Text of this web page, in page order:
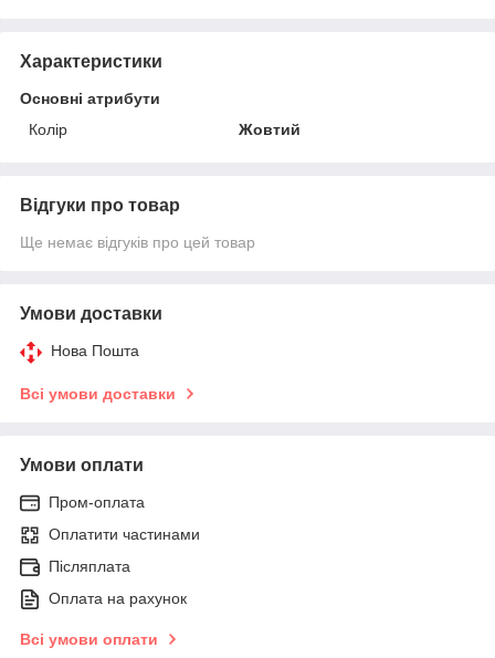
Характеристики
Основні атрибути
Колір
Жовтий
Відгуки про товар
Ще немає відгуків про цей товар
Умови доставки
Нова Пошта
Всі умови доставки
Умови оплати
Пром-оплата
Оплатити частинами
Післяплата
Оплата на рахунок
Всі умови оплати